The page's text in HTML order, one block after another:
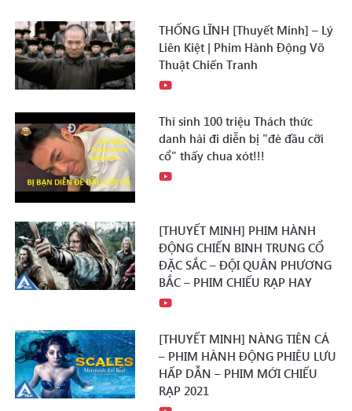
THỐNG LĨNH [Thuyết Minh] – Lý
Liên Kiệt | Phim Hành Động Võ
Thuật Chiến Tranh
Thí sinh 100 triệu Thách thức
danh hài đi diễn bị "đè đầu cỡi
cổ" thấy chua xót!!!
[THUYẾT MINH] PHIM HÀNH
ĐỘNG CHIẾN BINH TRUNG CỔ
ĐẶC SẮC – ĐỘI QUÂN PHƯƠNG
BẮC – PHIM CHIẾU RẠP HAY
[THUYẾT MINH] NÀNG TIÊN CÁ
– PHIM HÀNH ĐỘNG PHIÊU LƯU
HẤP DẪN – PHIM MỚI CHIẾU
RẠP 2021